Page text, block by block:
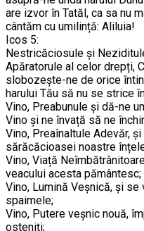
are izvor în Tatăl, ca sa nu
cântăm cu umilință: Aliluia!
Icos 5:
Nestricăciosule și
Apăratorule al celor drepți,
slobozește-ne de orice
harului Tău să nu se strice
Vino, Preabunule și dă-ne
Vino și ne învață să ne
Vino, Preaînaltule Adevăr,
sărăcăcioasei noastre
Vino, Viață
veacului acesta pământesc;
Vino, Lumină Veșnică, și
spaimele;
Vino, Putere veșnic nouă,
osteniți;